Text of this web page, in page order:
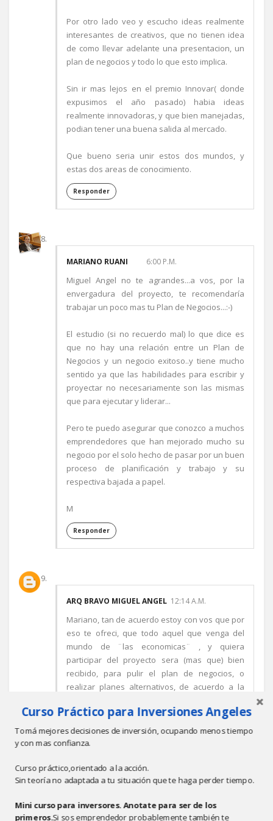
Por otro lado veo y escucho ideas realmente
interesantes de creativos, que no tienen idea
de como llevar adelante una presentacion, un
plan de negocios y todo lo que esto implica.
Sin ir mas lejos en el premio Innovar( donde
expusimos el año pasado) habia ideas
realmente innovadoras, y que bien manejadas,
podian tener una buena salida al mercado.
Que bueno seria unir estos dos mundos, y
estas dos areas de conocimiento.
Responder
MARIANO RUANI 6:00 P.M.
Miguel Angel no te agrandes...a vos, por la
envergadura del proyecto, te recomendaría
trabajar un poco mas tu Plan de Negocios...:-)
El estudio (si no recuerdo mal) lo que dice es
que no hay una relación entre un Plan de
Negocios y un negocio exitoso..y tiene mucho
sentido ya que las habilidades para escribir y
proyectar no necesariamente son las mismas
que para ejecutar y liderar...
Pero te puedo asegurar que conozco a muchos
emprendedores que han mejorado mucho su
negocio por el solo hecho de pasar por un buen
proceso de planificación y trabajo y su
respectiva bajada a papel.
M
Responder
ARQ BRAVO MIGUEL ANGEL 12:14 A.M.
Mariano, tan de acuerdo estoy con vos que por
eso te ofreci, que todo aquel que venga del
mundo de ¨las economicas¨ , y quiera
participar del proyecto sera (mas que) bien
recibido, para pulir el plan de negocios, o
realizar planes alternativos, de acuerdo a la
del dinero que consigamos en cada etapa).
Lo que reitero es que he visto excelentes
presentaciones de planes de negocios, sobre
reiteradas, lo que es peor.
Abrazo
Responder
Curso Práctico para Inversiones Angeles
Tomá mejores decisiones de inversión, ocupando menos tiempo
y con mas confianza.
Curso práctico,orientado a la acción.
Sin teoría no adaptada a tu situación que te haga perder tiempo.
Mini curso para inversores. Anotate para ser de los
primeros.Si sos emprendedor probablemente también te